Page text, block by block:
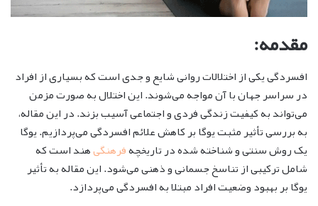
مقدمه:
افسردگی یکی از اختلالات روانی شایع و جدی است که بسیاری از افراد
در سراسر جهان با آن مواجه می‌شوند. این اختلال به صورت مزمن
می‌تواند به کیفیت زندگی فردی و اجتماعی آسیب بزند. در این مقاله،
به بررسی تأثیر مثبت یوگا بر کاهش علائم افسردگی می‌پردازیم. یوگا
یک روش سنتی و شناخته شده در تاریخچهفرهنگیهند است که
شامل ترکیبی از تناسخ جسمانی و ذهنی می‌شود. این مقاله به تأثیر
یوگا بر بهبود وضعیت افراد مبتلا به افسردگی می‌پردازد.